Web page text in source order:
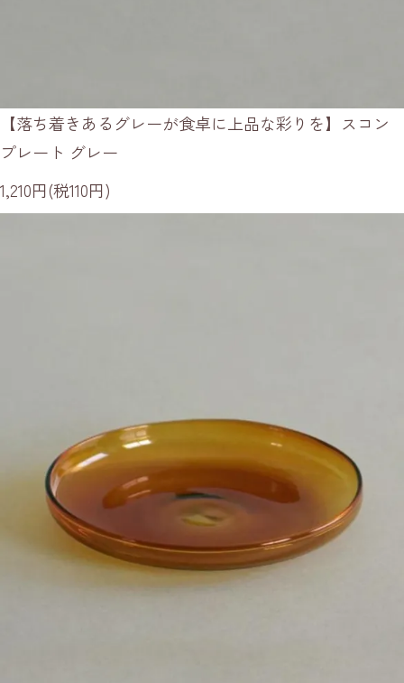
【落ち着きあるグレーが食卓に上品な彩りを】スコン
プレート グレー
1,210円(税110円)